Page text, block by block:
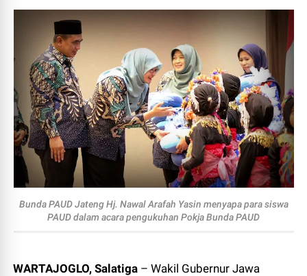
Bunda PAUD Jateng Hj. Nawal Arafah Yasin menyapa para siswa
PAUD dalam acara pengukuhan Pokja Bunda PAUD
WARTAJOGLO, Salatiga – Wakil Gubernur Jawa